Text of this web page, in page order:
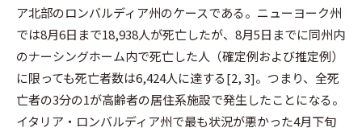
ア北部のロンバルディア州のケースである。ニューヨーク州
では8月6日まで18,938人が死亡したが、8月5日までに同州内
のナーシングホーム内で死亡した人（確定例および推定例）
に限っても死亡者数は6,424人に達する[2, 3]。つまり、全死
亡者の3分の1が高齢者の居住系施設で発生したことになる。
イタリア・ロンバルディア州で最も状況が悪かった4月下旬